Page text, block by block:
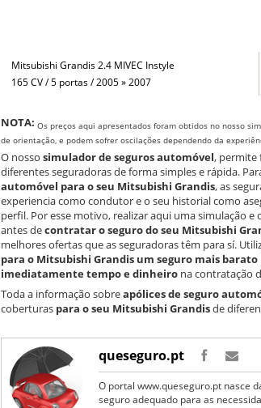
Mitsubishi Grandis 2.4 MIVEC Instyle
165 CV / 5 portas / 2005 » 2007
NOTA: Os preços aqui apresentados foram obtidos no nosso
de orientação, e podem sofrer oscilações dependendo da
O nosso simulador de seguros automóvel, permite
diferentes seguradoras de forma simples e rápida.
automóvel para o seu Mitsubishi Grandis, as
experiencia como condutor e o seu historial como
perfil. Por esse motivo, realizar aqui uma simulação
antes decontratar o seguro do seu Mitsubishi
melhores ofertas que as seguradoras têm para sí.
para o Mitsubishi Grandis um seguro mais barato
imediatamente tempo e dinheiro na contratação
Toda a informação sobreapólices de seguro
coberturas para o seu Mitsubishi Grandisde
queseguro.pt
O portal www.queseguro.pt nasce
seguro adequado para as